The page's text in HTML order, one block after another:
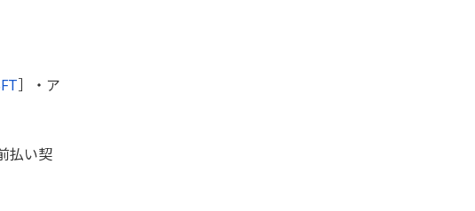
］・ア
払い契